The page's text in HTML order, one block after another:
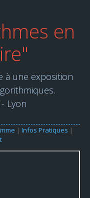
en
à une exposition
Lyon
| Infos Pratiques |